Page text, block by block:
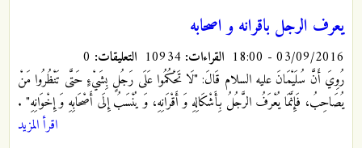
يعرف الرجل باقرانه و اصحابه
03/09/2016 - 18:00 القراءات: التعليقات:
رُوِيَ أَنَّ سُلَيْمَانَ عليه السلام قَالَ: "لَا تَحْكُمُوا عَلَى رَجُلٍ بِشَيْ‏ءٍ حَتَّى تَنْظُرُوا مَنْ
يُصَاحِبُ، فَإِنَّمَا يُعْرَفُ‏ الرَّجُلُ‏ بِأَشْكَالِهِ‏ وَ أَقْرَانِهِ، وَ يُنْسَبُ إِلَى أَصْحَابِهِ وَ إِخْوَانِهِ" .
اقرأ المزيد